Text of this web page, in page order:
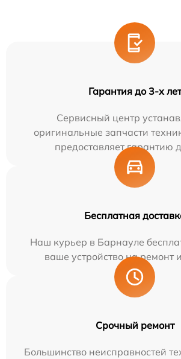
Гарантия до 3-х лет
Сервисный центр
оригинальные запчасти
предоставляет гарантию
Бесплатная
Наш курьер в Барнауле
ваше устройство на ремонт
Срочный ремонт
Большинство неисправностей